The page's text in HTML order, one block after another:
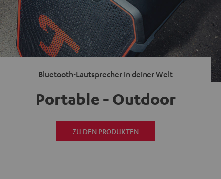
Bluetooth-Lautsprecher in deiner Welt
Portable - Outdoor
ZU DEN PRODUKTEN